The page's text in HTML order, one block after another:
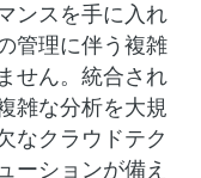
ンスを手に入れ
管理に伴う複雑
せん。統合され
雑な分析を大規
なクラウドテク
ーションが備え